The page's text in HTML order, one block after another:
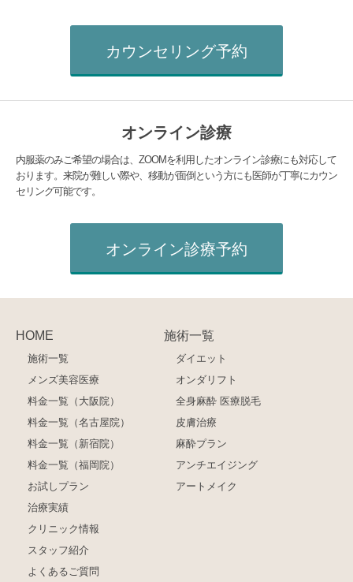
カウンセリング予約
オンライン診療
内服薬のみご希望の場合は、ZOOMを利用したオンライン診療にも対応して
おります。来院が難しい際や、移動が面倒という方にも医師が丁寧にカウン
セリング可能です。
オンライン診療予約
HOME
施術一覧
メンズ美容医療
料金一覧（大阪院）
料金一覧（名古屋院）
料金一覧（新宿院）
料金一覧（福岡院）
お試しプラン
治療実績
クリニック情報
スタッフ紹介
よくあるご質問
施術一覧
ダイエット
オンダリフト
全身麻酔 医療脱毛
皮膚治療
麻酔プラン
アンチエイジング
アートメイク